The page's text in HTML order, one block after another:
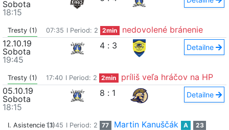
Sobota
18:15
Tresty (1) 07:35 I Period: 2 2min
nedovolené bránenie
12.10.19
Sobota
19:45
4 : 3 Detailne
Tresty (1) 17:40 I Period: 2 2min
príliš veľa hráčov na HP
05.10.19
Sobota
18:15
8 : 1 Detailne
I. Asistencie (1)13:45 I Period: 2 77 Martin Kanuščák A
23